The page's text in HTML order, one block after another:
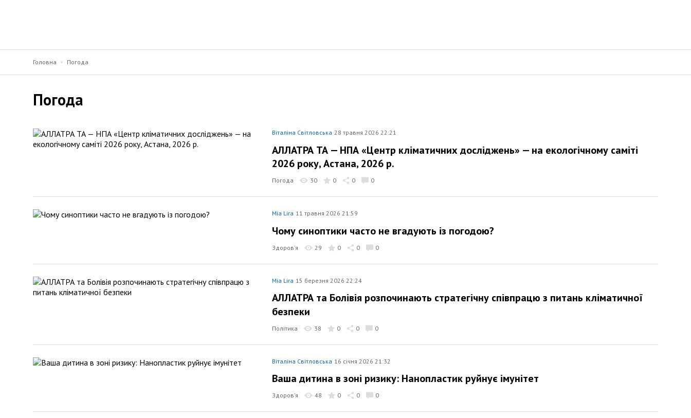
Головна Погода
Погода
Віталіна Світловська 28 травня 2026 22:21
АЛЛАТРА ТА — НПА «Центр кліматичних досліджень» — на екологічному саміті
2026 року, Астана, 2026 р.
Погода 30 0 0 0
Mia Lira 11 травня 2026 21:59
Чому синоптики часто не вгадують із погодою?
Здоров’я 29 0 0 0
Mia Lira 15 березня 2026 22:24
АЛЛАТРА та Болівія розпочинають стратегічну співпрацю з питань кліматичної
безпеки
Політика 38 0 0 0
Віталіна Світловська 16 січня 2026 21:32
Ваша дитина в зоні ризику: Нанопластик руйнує імунітет
Здоров’я 48 0 0 0